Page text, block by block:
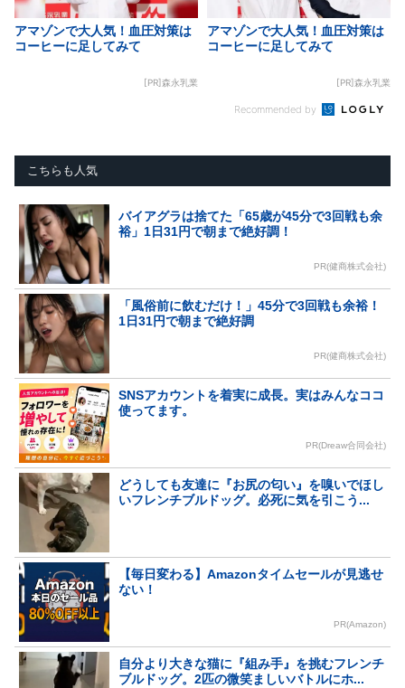
アマゾンで大人気！血圧対策は
コーヒーに足してみて
[PR]森永乳業
アマゾンで大人気！血圧対策は
コーヒーに足してみて
[PR]森永乳業
Recommended by
こちらも人気
バイアグラは捨てた「65歳が45分で3回戦も余
裕」1日31円で朝まで絶好調！
PR(健商株式会社)
「風俗前に飲むだけ！」45分で3回戦も余裕！
1日31円で朝まで絶好調
PR(健商株式会社)
SNSアカウントを着実に成長。実はみんなココ
使ってます。
PR(Dreaw合同会社)
どうしても友達に『お尻の匂い』を嗅いでほし
いフレンチブルドッグ。必死に気を引こう...
【毎日変わる】Amazonタイムセールが見逃せ
ない！
PR(Amazon)
自分より大きな猫に『組み手』を挑むフレンチ
ブルドッグ。2匹の微笑ましいバトルにホ...